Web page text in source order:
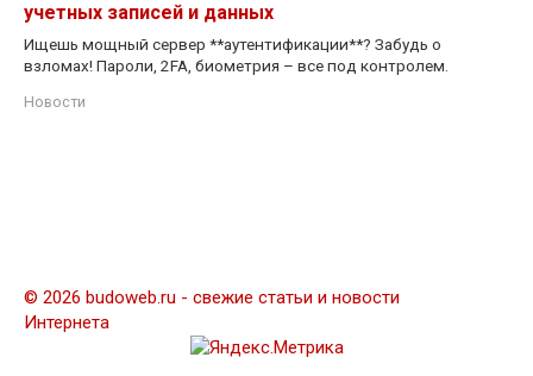
учетных записей и данных
Ищешь мощный сервер **аутентификации**? Забудь о
взломах! Пароли, 2FA, биометрия – все под контролем.
Новости
© 2026 budoweb.ru - свежие статьи и новости
Интернета